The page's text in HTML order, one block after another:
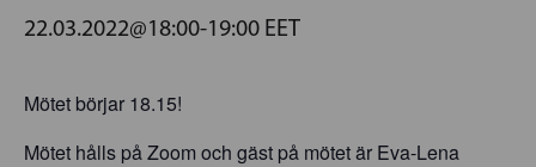
22.03.2022@18:00-19:00 EET
Mötet börjar 18.15!
Mötet hålls på Zoom och gäst på mötet är Eva-Lena